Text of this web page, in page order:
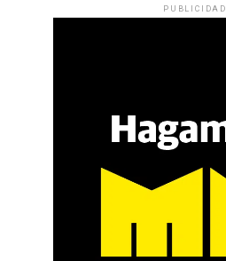
PUBLICIDAD